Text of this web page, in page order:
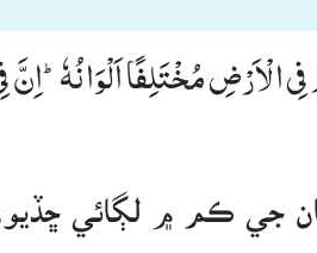
فِی الْاَرْضِ مُخْتَلِفًا اَلْوَانُهٗؕ-اِنَّ
جي ڪم ۾ لڳائي